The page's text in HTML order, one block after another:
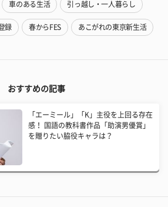
車のある生活 引っ越し・一人暮らし
録 春からFES あこがれの東京新生活
おすすめの記事
「エーミール」「K」主役を上回る存在
感！ 国語の教科書作品「助演男優賞」
を贈りたい脇役キャラは？